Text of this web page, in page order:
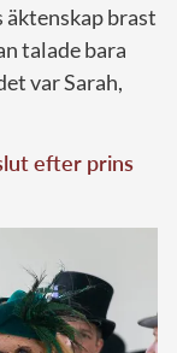
äktenskap brast
talade bara
var Sarah,
efter prins